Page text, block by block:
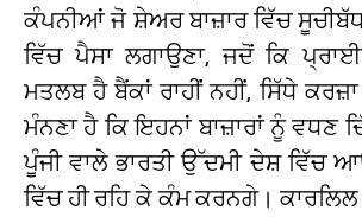
ਕੰਪਨੀਆਂ ਜੋ ਸ਼ੇਅਰ ਬਾਜ਼ਾਰ ਵਿੱਚ
ਵਿੱਚ ਪੈਸਾ ਲਗਾਉਣਾ, ਜਦੋਂ ਕਿ
ਮਤਲਬ ਹੈ ਬੈਂਕਾਂ ਰਾਹੀਂ ਨਹੀਂ, ਸਿੱਧੇ
ਮੰਨਣਾ ਹੈ ਕਿ ਇਹਨਾਂ ਬਾਜ਼ਾਰਾਂ ਨੂੰ ਵਧਣ
ਪੂੰਜੀ ਵਾਲੇ ਭਾਰਤੀ ਉੱਦਮੀ ਦੇਸ਼ ਵਿੱਚ
ਵਿੱਚ ਹੀ ਰਹਿ ਕੇ ਕੰਮ ਕਰਨਗੇ।